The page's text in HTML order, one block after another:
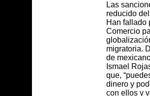
Las
reducido
Han fallado
Comercio
migratoria.
de
Ismael
que,
dinero y
con ellos y